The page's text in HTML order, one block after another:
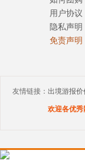
用户协议
隐私声明
免责声明
友情链接： 出境游报价
欢迎各优秀